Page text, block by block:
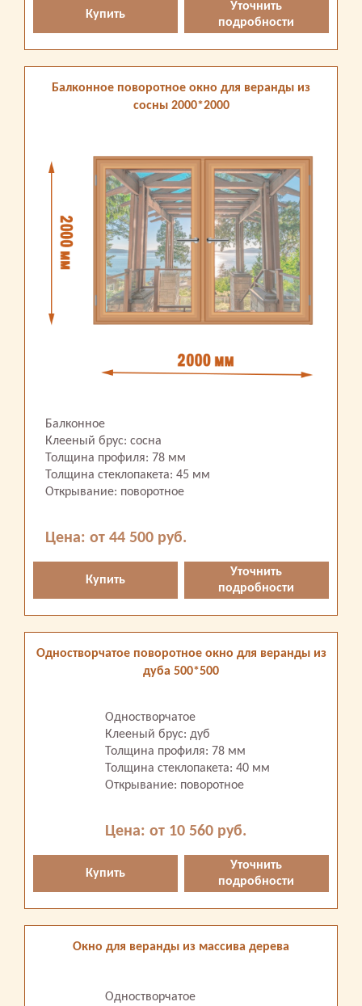
Купить
Уточнить
подробности
Балконное поворотное окно для веранды из
сосны 2000*2000
Балконное
Клееный брус: сосна
Толщина профиля: 78 мм
Толщина стеклопакета: 45 мм
Открывание: поворотное
Цена: от 44 500 руб.
Купить
Уточнить
подробности
Одностворчатое поворотное окно для веранды из
дуба 500*500
Одностворчатое
Клееный брус: дуб
Толщина профиля: 78 мм
Толщина стеклопакета: 40 мм
Открывание: поворотное
Цена: от 10 560 руб.
Купить
Уточнить
подробности
Окно для веранды из массива дерева
Одностворчатое